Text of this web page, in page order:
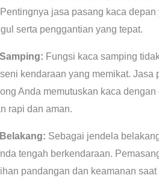
jasa pasang kaca
serta penggantian yang tepat.
Fungsi kaca samping
kendaraan yang memikat.
Anda memutuskan kaca
rapi dan aman.
Sebagai jendela
tengah berkendaraan.
pandangan dan keamanan